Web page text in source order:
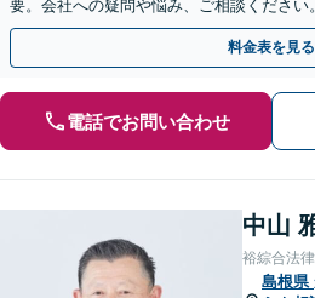
要。会社への疑問や悩み、ご相談くださ
回面談無料】【夜間・休日対応可】
料金表を見る
電話でお問い合わせ
中山
裕綜合法
島根県